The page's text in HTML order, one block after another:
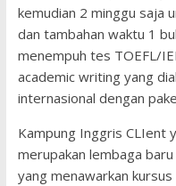
kemudian 2 minggu saja
dan tambahan waktu 1
menempuh tes TOEFL/
academic writing yang
internasional dengan
Kampung Inggris CLIent
merupakan lembaga
yang menawarkan